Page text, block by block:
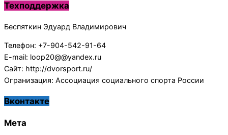
Техподдержка
Беспяткин Эдуард Владимирович
Телефон: +7-904-542-91-64
E-mail: loop20@@yandex.ru
Сайт: http://dvorsport.ru/
Огранизация: Ассоциация социального спорта России
Вконтакте
Мета